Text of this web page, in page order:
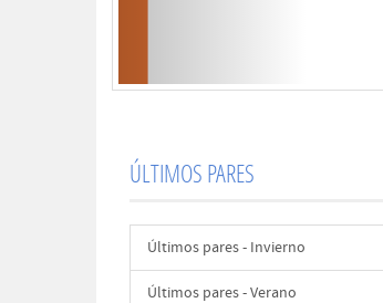
ÚLTIMOS PARES
Últimos pares - Invierno
Últimos pares - Verano